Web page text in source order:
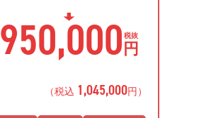
税抜
950,000 円
（税込 1,045,000円）